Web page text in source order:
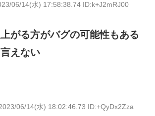
06/14(水) 17:58:38.74 ID:k+J2mRJ00
がる方がバグの可能性もある
えない
06/14(水) 18:02:46.73 ID:+QyDx2Zza